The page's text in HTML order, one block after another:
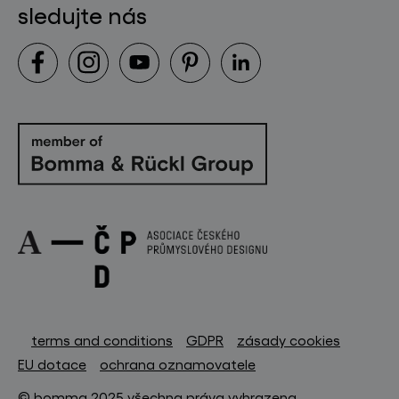
sledujte nás
terms and conditions GDPR
zásady cookies
EU dotace
ochrana oznamovatele